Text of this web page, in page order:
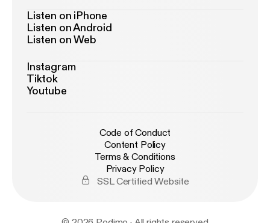
Listen on iPhone
Listen on Android
Listen on Web
Instagram
Tiktok
Youtube
Code of Conduct
Content Policy
Terms & Conditions
Privacy Policy
SSL Certified Website